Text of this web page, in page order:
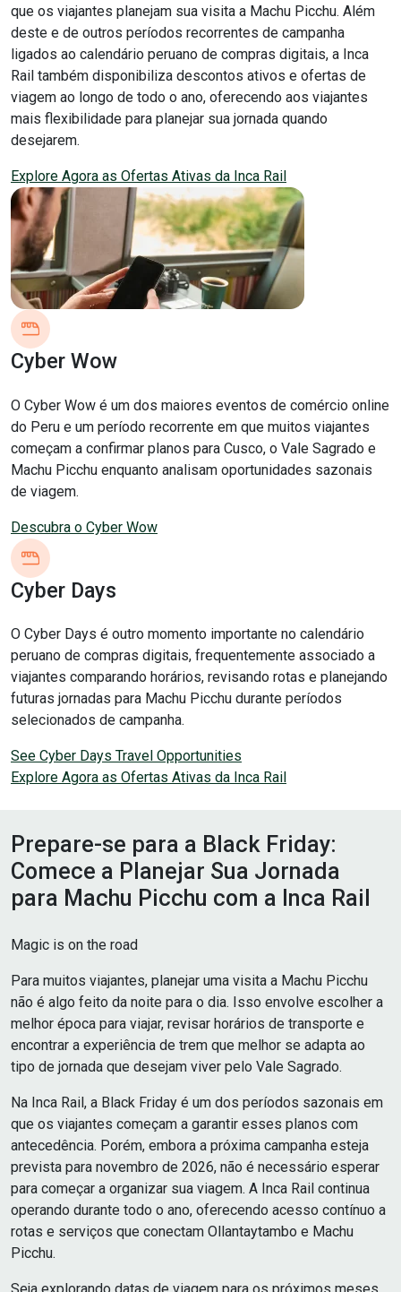
que os viajantes planejam sua visita a Machu Picchu. Além
deste e de outros períodos recorrentes de campanha
ligados ao calendário peruano de compras digitais, a Inca
Rail também disponibiliza descontos ativos e ofertas de
viagem ao longo de todo o ano, oferecendo aos viajantes
mais flexibilidade para planejar sua jornada quando
desejarem.
Explore Agora as Ofertas Ativas da Inca Rail
Cyber Wow
O Cyber Wow é um dos maiores eventos de comércio online
do Peru e um período recorrente em que muitos viajantes
começam a confirmar planos para Cusco, o Vale Sagrado e
Machu Picchu enquanto analisam oportunidades sazonais
de viagem.
Descubra o Cyber Wow
Cyber Days
O Cyber Days é outro momento importante no calendário
peruano de compras digitais, frequentemente associado a
viajantes comparando horários, revisando rotas e planejando
futuras jornadas para Machu Picchu durante períodos
selecionados de campanha.
See Cyber Days Travel Opportunities
Explore Agora as Ofertas Ativas da Inca Rail
Prepare-se para a Black Friday:
Comece a Planejar Sua Jornada
para Machu Picchu com a Inca Rail
Magic is on the road
Para muitos viajantes, planejar uma visita a Machu Picchu
não é algo feito da noite para o dia. Isso envolve escolher a
melhor época para viajar, revisar horários de transporte e
encontrar a experiência de trem que melhor se adapta ao
tipo de jornada que desejam viver pelo Vale Sagrado.
Na Inca Rail, a Black Friday é um dos períodos sazonais em
que os viajantes começam a garantir esses planos com
antecedência. Porém, embora a próxima campanha esteja
prevista para novembro de 2026, não é necessário esperar
para começar a organizar sua viagem. A Inca Rail continua
operando durante todo o ano, oferecendo acesso contínuo a
rotas e serviços que conectam Ollantaytambo e Machu
Picchu.